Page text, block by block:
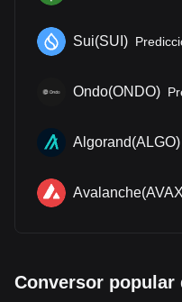
Sui(SUI )
Ondo(ONDO)
Algorand(ALGO)
Avalanche(AVAX
Conversor popular